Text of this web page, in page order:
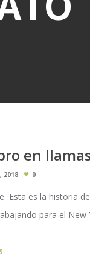
en
2018 0
Esta es la historia
para el